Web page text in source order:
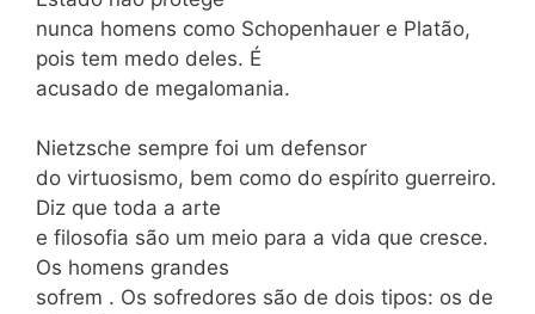
nunca homens como Schopenhauer e Platão,
pois tem medo deles. É
acusado de megalomania.
Nietzsche sempre foi um defensor
do virtuosismo, bem como do espírito guerreiro.
Diz que toda a arte
e filosofia são um meio para a vida que cresce.
Os homens grandes
sofrem . Os sofredores são de dois tipos: os de